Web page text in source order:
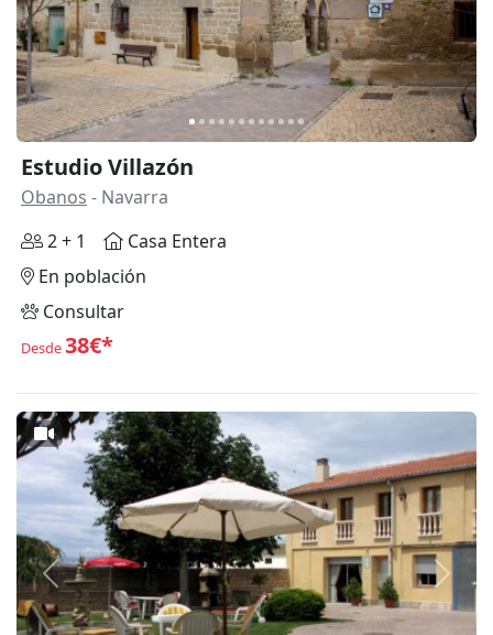
Estudio Villazón
Obanos - Navarra
2 + 1
Casa Entera
En población
Consultar
Desde38€*
Anterior